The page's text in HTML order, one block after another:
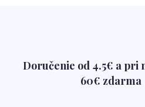
Doručenie od 4.5€ a pri
60€ zdarma